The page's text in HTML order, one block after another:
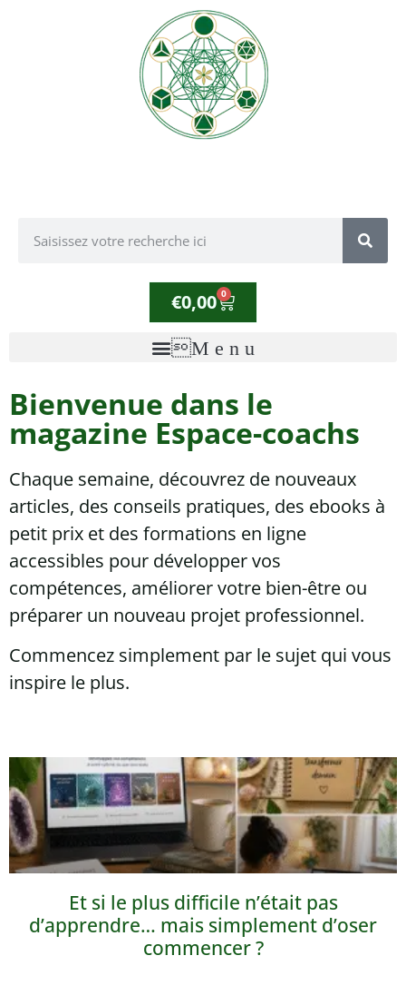
€0,00 0
Bienvenue dans le
magazine Espace-coachs
Chaque semaine, découvrez de nouveaux
articles, des conseils pratiques, des ebooks à
petit prix et des formations en ligne
accessibles pour développer vos
compétences, améliorer votre bien-être ou
préparer un nouveau projet professionnel.
Commencez simplement par le sujet qui vous
inspire le plus.
Et si le plus difficile n’était pas
d’apprendre… mais simplement d’oser
commencer ?